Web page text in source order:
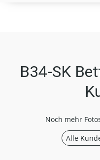
B34-SK
Noch mehr
Alle